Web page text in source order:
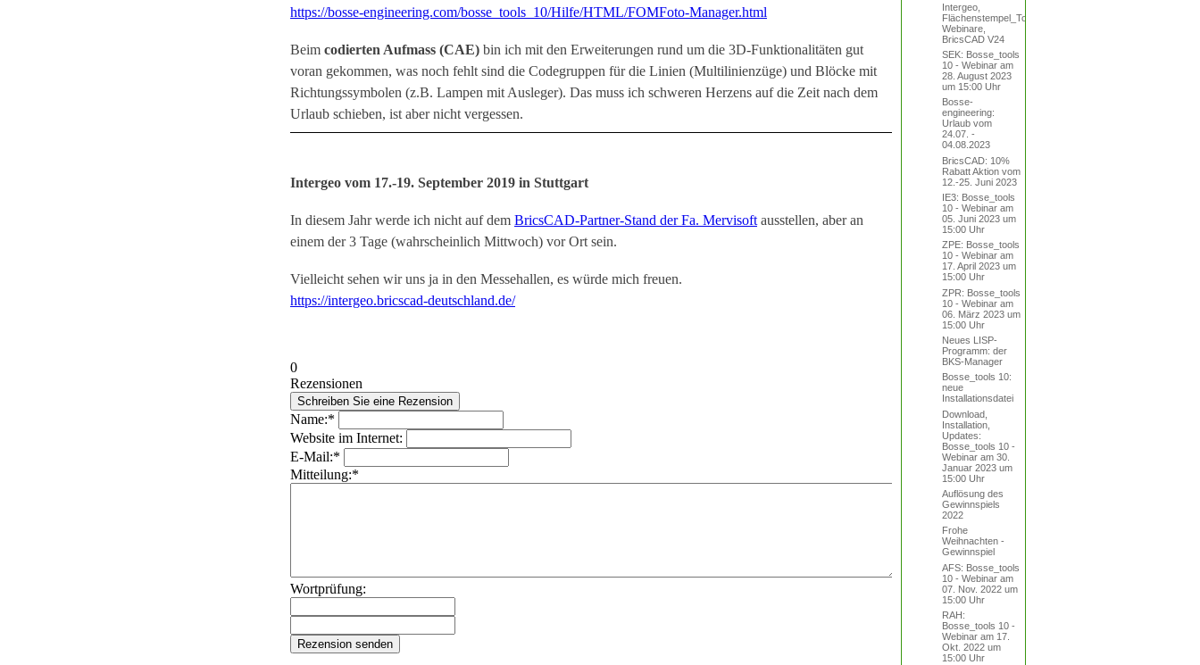
https://bosse-engineering.com/bosse_tools_10/Hilfe/HTML/FOMFoto-Manager.html
Beim codierten Aufmass (CAE) bin ich mit den Erweiterungen rund um die 3D-Funktionalitäten gut
voran gekommen, was noch fehlt sind die Codegruppen für die Linien (Multilinienzüge) und Blöcke mit
Richtungssymbolen (z.B. Lampen mit Ausleger). Das muss ich schweren Herzens auf die Zeit nach dem
Urlaub schieben, ist aber nicht vergessen.
Intergeo vom 17.-19. September 2019 in Stuttgart
In diesem Jahr werde ich nicht auf dem BricsCAD-Partner-Stand der Fa. Mervisoft ausstellen, aber an
einem der 3 Tage (wahrscheinlich Mittwoch) vor Ort sein.
Vielleicht sehen wir uns ja in den Messehallen, es würde mich freuen.
https://intergeo.bricscad-deutschland.de/
0
Rezensionen
Name:*
Website im Internet:
E-Mail:*
Mitteilung:*
Wortprüfung:
Intergeo,
Flächenstempel_Tool,
Webinare,
BricsCAD V24
SEK: Bosse_tools
10 - Webinar am
28. August 2023
um 15:00 Uhr
Bosse-
engineering:
Urlaub vom
24.07. -
04.08.2023
BricsCAD: 10%
Rabatt Aktion vom
12.-25. Juni 2023
IE3: Bosse_tools
10 - Webinar am
05. Juni 2023 um
15:00 Uhr
ZPE: Bosse_tools
10 - Webinar am
17. April 2023 um
15:00 Uhr
ZPR: Bosse_tools
10 - Webinar am
06. März 2023 um
15:00 Uhr
Neues LISP-
Programm: der
BKS-Manager
Bosse_tools 10:
neue
Installationsdatei
Download,
Installation,
Updates:
Bosse_tools 10 -
Webinar am 30.
Januar 2023 um
15:00 Uhr
Auflösung des
Gewinnspiels
2022
Frohe
Weihnachten -
Gewinnspiel
AFS: Bosse_tools
10 - Webinar am
07. Nov. 2022 um
15:00 Uhr
RAH:
Bosse_tools 10 -
Webinar am 17.
Okt. 2022 um
15:00 Uhr